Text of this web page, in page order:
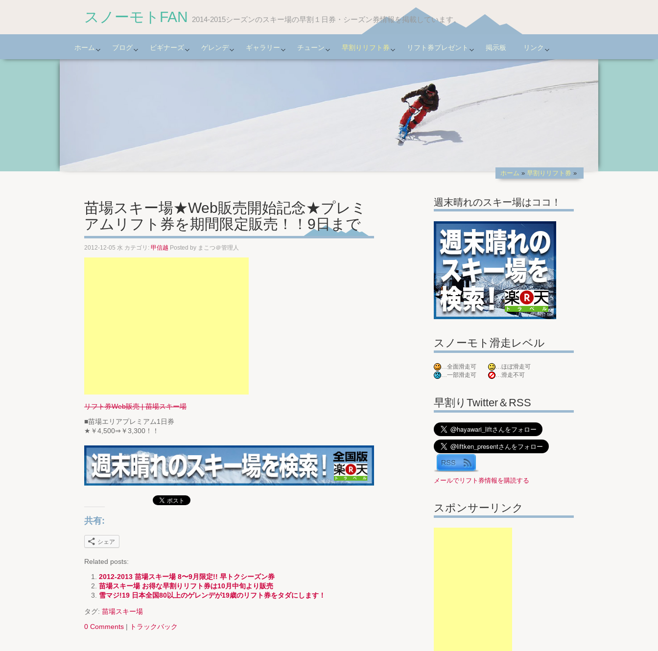
スノーモトFAN 2014-2015シーズンのスキー場の早割１日券・シーズン券情報を掲載しています。
ホーム ブログ ビギナーズ ゲレンデ ギャラリー チューン 早割りリフト券 リフト券プレゼント 掲示板 リンク
ホーム » 早割りリフト券 »
苗場スキー場★Web販売開始記念★プレミ
アムリフト券を期間限定販売！！9日まで
2012-12-05 水 カテゴリ: 甲信越 Posted by まこつ＠管理人
リフト券Web販売 | 苗場スキー場
■苗場エリアプレミアム1日券
★￥4,500⇒￥3,300！！
共有:
シェア
Related posts:
2012-2013 苗場スキー場 8〜9月限定!! 早トクシーズン券
苗場スキー場 お得な早割りリフト券は10月中旬より販売
雪マジ!19 日本全国80以上のゲレンデが19歳のリフト券をタダにします！
タグ: 苗場スキー場
0 Comments | トラックバック
週末晴れのスキー場はココ！
スノーモト滑走レベル
…全面滑走可
…ほぼ滑走可
…一部滑走可
…滑走不可
早割りTwitter＆RSS
メールでリフト券情報を購読する
スポンサーリンク